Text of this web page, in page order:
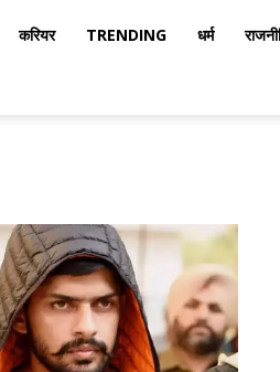
करियर TRENDING धर्म